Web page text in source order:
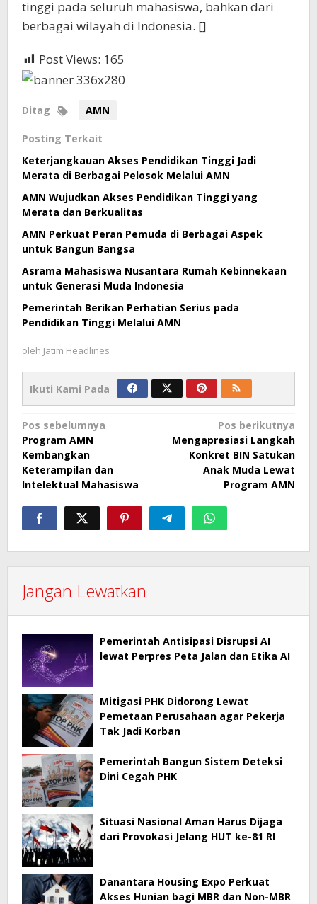
tinggi pada seluruh mahasiswa, bahkan dari
berbagai wilayah di Indonesia. []
Post Views: 165
Ditag AMN
Posting Terkait
Keterjangkauan Akses Pendidikan Tinggi Jadi
Merata di Berbagai Pelosok Melalui AMN
AMN Wujudkan Akses Pendidikan Tinggi yang
Merata dan Berkualitas
AMN Perkuat Peran Pemuda di Berbagai Aspek
untuk Bangun Bangsa
Asrama Mahasiswa Nusantara Rumah Kebinnekaan
untuk Generasi Muda Indonesia
Pemerintah Berikan Perhatian Serius pada
Pendidikan Tinggi Melalui AMN
oleh Jatim Headlines
Ikuti Kami Pada
Navigasi
pos
Pos sebelumnya
Program AMN
Kembangkan
Keterampilan dan
Intelektual Mahasiswa
Pos berikutnya
Mengapresiasi Langkah
Konkret BIN Satukan
Anak Muda Lewat
Program AMN
Jangan Lewatkan
Pemerintah Antisipasi Disrupsi AI
lewat Perpres Peta Jalan dan Etika AI
Mitigasi PHK Didorong Lewat
Pemetaan Perusahaan agar Pekerja
Tak Jadi Korban
Pemerintah Bangun Sistem Deteksi
Dini Cegah PHK
Situasi Nasional Aman Harus Dijaga
dari Provokasi Jelang HUT ke-81 RI
Danantara Housing Expo Perkuat
Akses Hunian bagi MBR dan Non-MBR